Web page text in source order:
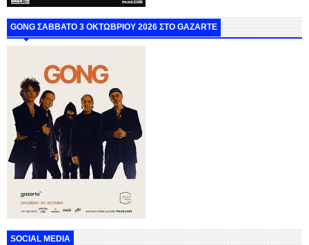
GONG ΣΑΒΒΑΤΟ 3 ΟΚΤΩΒΡΙΟΥ 2026 ΣΤΟ GAZARTE
SOCIAL MEDIA